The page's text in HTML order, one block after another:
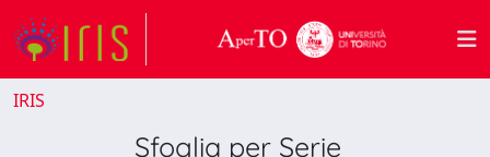
IRIS
Sfoglia per Serie